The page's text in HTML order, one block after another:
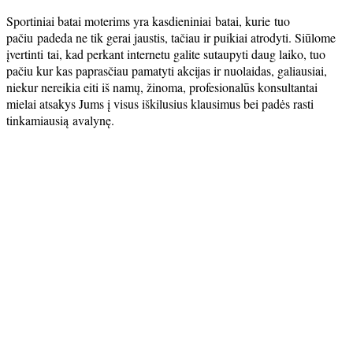
Sportiniai batai moterims yra kasdieniniai batai, kurie tuo
pačiu padeda ne tik gerai jaustis, tačiau ir puikiai atrodyti. Siūlome
įvertinti tai, kad perkant internetu galite sutaupyti daug laiko, tuo
pačiu kur kas paprasčiau pamatyti akcijas ir nuolaidas, galiausiai,
niekur nereikia eiti iš namų, žinoma, profesionalūs konsultantai
mielai atsakys Jums į visus iškilusius klausimus bei padės rasti
tinkamiausią avalynę.